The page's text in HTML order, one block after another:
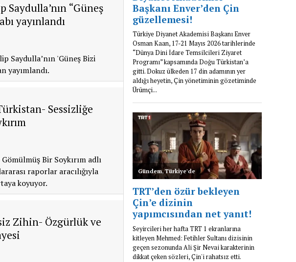
“Güneş
yayınlandı
Saydulla’nın 'Güneş Bizi
yayımlandı.
Sessizliğe
Bir Soykırım adlı
raporlar aracılığıyla
koyuyor.
Zihin- Özgürlük ve